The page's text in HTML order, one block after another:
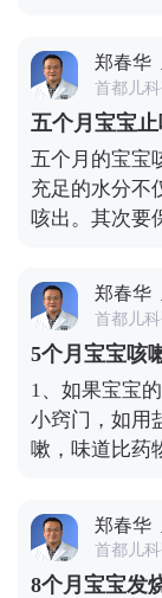
影响，不过依
分了之后，
实在不愿意
慢慢恢复起来
两个月宝宝来
小时。
郑春华
首都儿
五个月宝宝
五个月的宝宝
充足的水分不
咳出。其次要
些实用小妙招
药道味道要
喝，治疗咳
可以给宝宝做
方法只适合于
上呼吸道气管
可以得到缓解
宝宝平躺的时
咙的地方，从
咳嗽频繁，呼
郑春华
首都儿
5个月宝宝咳
1、如果宝宝
小窍门，如用
嗽，味道比药
窍门。2、如
上咳嗽更严
空气温度不
郑春华
首都儿
8个月宝宝发